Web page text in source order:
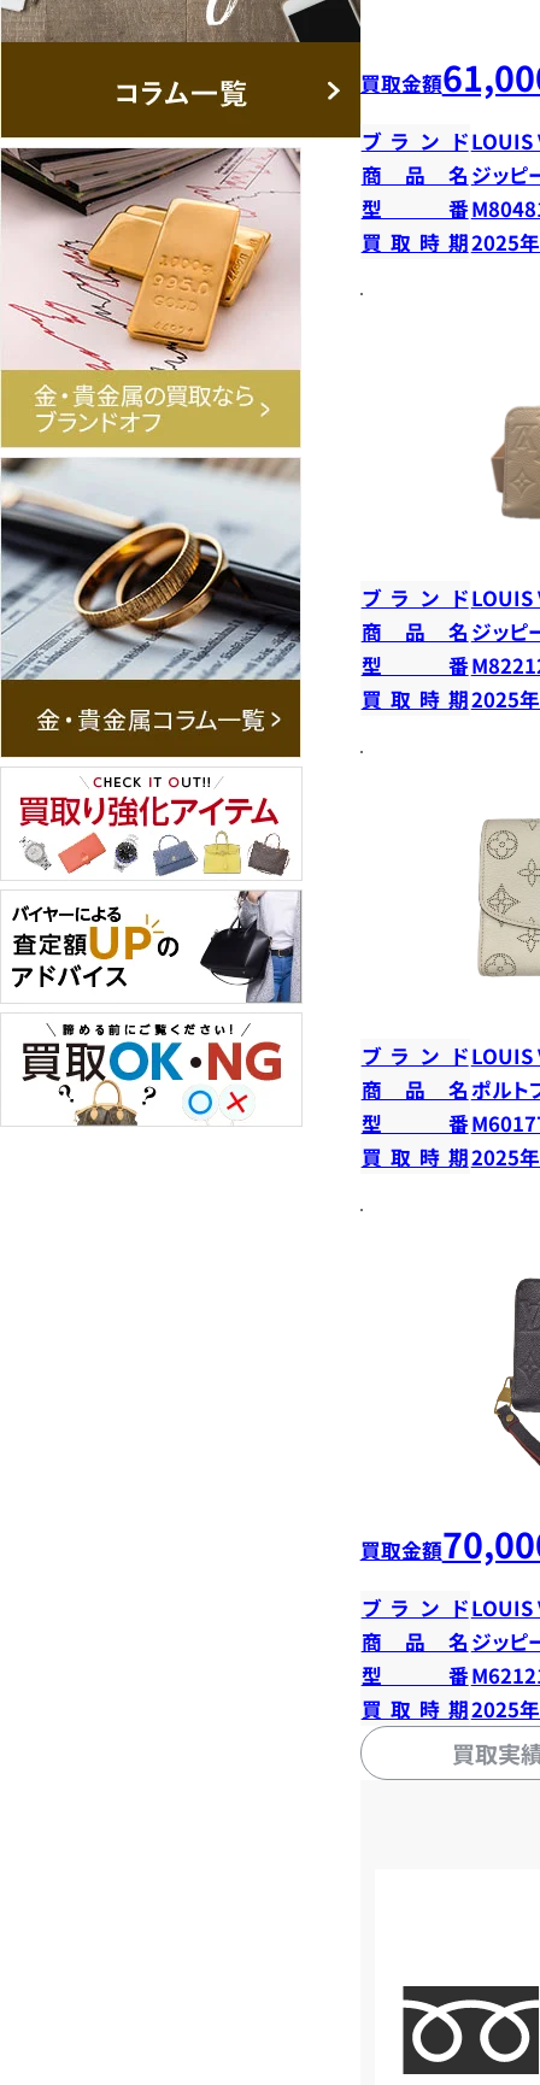
買取金額
ブランドLOUIS
商品名 ジッピ
型番
買取時期2025
ブランドLOUIS
商品名 ジッピ
型番
買取時期2025
ブランドLOUIS
商品名ポルト
型番
買取時期2025
買取金額
ブランドLOUIS
商品名 ジッピ
型番
買取時期2025
買取実